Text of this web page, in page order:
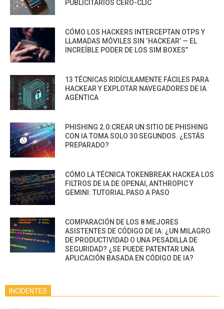
PUBLICITARIOS CERO-CLIC
CÓMO LOS HACKERS INTERCEPTAN OTPS Y
LLAMADAS MÓVILES SIN ‘HACKEAR’ — EL
INCREÍBLE PODER DE LOS SIM BOXES”
13 TÉCNICAS RIDÍCULAMENTE FÁCILES PARA
HACKEAR Y EXPLOTAR NAVEGADORES DE IA
AGÉNTICA
PHISHING 2.0:CREAR UN SITIO DE PHISHING
CON IA TOMA SOLO 30 SEGUNDOS. ¿ESTÁS
PREPARADO?
CÓMO LA TÉCNICA TOKENBREAK HACKEA LOS
FILTROS DE IA DE OPENAI, ANTHROPIC Y
GEMINI: TUTORIAL PASO A PASO
COMPARACIÓN DE LOS 8 MEJORES
ASISTENTES DE CÓDIGO DE IA: ¿UN MILAGRO
DE PRODUCTIVIDAD O UNA PESADILLA DE
SEGURIDAD? ¿SE PUEDE PATENTAR UNA
APLICACIÓN BASADA EN CÓDIGO DE IA?
INCIDENTES